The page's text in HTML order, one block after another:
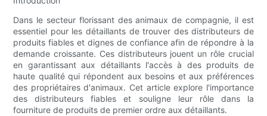
Dans le secteur florissant des animaux de compagnie, il est
essentiel pour les détaillants de trouver des distributeurs de
produits fiables et dignes de confiance afin de répondre à la
demande croissante. Ces distributeurs jouent un rôle crucial
en garantissant aux détaillants l'accès à des produits de
haute qualité qui répondent aux besoins et aux préférences
des propriétaires d'animaux. Cet article explore l'importance
des distributeurs fiables et souligne leur rôle dans la
fourniture de produits de premier ordre aux détaillants.